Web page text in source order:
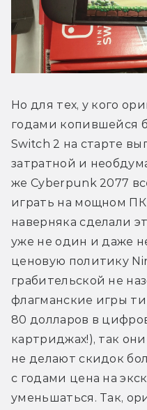
Но для тех, у кого
годами копившейся
Switch 2 на старте
затратной и
же Cyberpunk 2077
играть на мощном ПК
наверняка сделали
уже не один и даже
ценовую политику
грабительской не
флагманские игры
80 долларов в
картриджах!), так
не делают скидок
с годами цена на
уменьшаться. Так,